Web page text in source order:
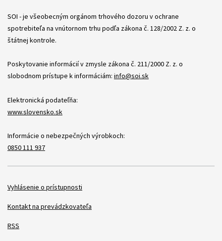
Položky
SOI - je všeobecným orgánom trhového dozoru v ochrane
spotrebiteľa na vnútornom trhu podľa zákona č. 128/2002 Z. z. o
štátnej kontrole.
Poskytovanie informácií v zmysle zákona č. 211/2000 Z. z. o
slobodnom prístupe k informáciám: info@soi.sk
Elektronická podateľňa:
www.slovensko.sk
Informácie o nebezpečných výrobkoch:
0850 111 937
Položky
Vyhlásenie o prístupnosti
Kontakt na prevádzkovateľa
RSS